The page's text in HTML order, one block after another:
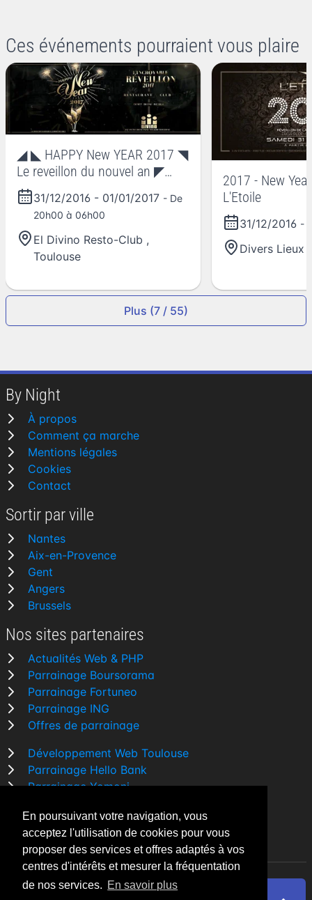
En poursuivant votre navigation, vous
acceptez l'utilisation de cookies pour vous
proposer des services et offres adaptés à vos
centres d'intérêts et mesurer la fréquentation
de nos services. En savoir plus
Ces événements pourraient vous plaire
◢ ◣ HAPPY New YEAR 2017 ◥
Le reveillon du nouvel an ◤
Divino
31/12/2016 - 01/01/2017 - De
20h00 à 06h00
El Divino Resto-Club ,
Toulouse
2017 - New
L'Etoile
31/12/2016 -
Divers Lieux
Plus (7 / 55)
By Night
À propos
Comment ça marche
Mentions légales
Cookies
Contact
Sortir par ville
Nantes
Aix-en-Provence
Gent
Angers
Brussels
Nos sites partenaires
Actualités Web & PHP
Parrainage Boursorama
Parrainage Fortuneo
Parrainage ING
Offres de parrainage
Développement Web Toulouse
Parrainage Hello Bank
Parrainage Yomoni
Comparatif banque
By Night v5.7.3| © 2026 - Tous droits réservés